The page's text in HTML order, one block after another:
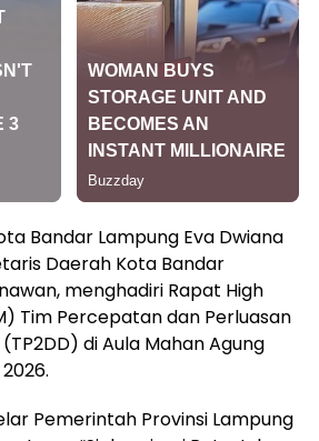
Bandar Lampung Eva Dwiana
Daerah Kota Bandar
menghadiri Rapat High
Tim Percepatan dan Perluasan
di Aula Mahan Agung
Pemerintah Provinsi Lampung